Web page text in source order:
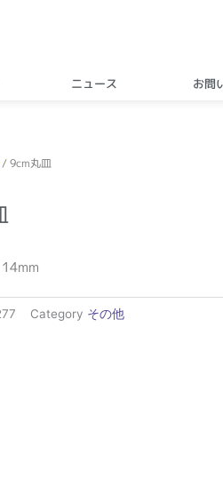
ニュース お問
/ 9cm丸皿
Category その他